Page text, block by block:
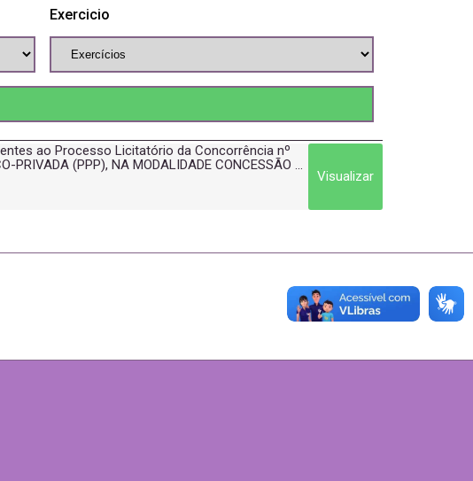
Exercicio
ao Processo Licitatório da Concorrência nº
(PPP), NA MODALIDADE CONCESSÃO ...
Visualizar